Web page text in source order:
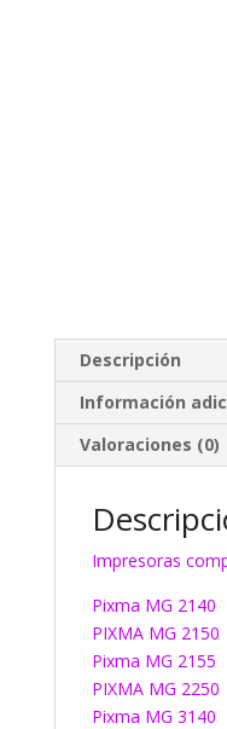
Descripción
Información
Valoraciones (0)
Impresoras
Pixma MG 2140
PIXMA MG 2150
Pixma MG 2155
PIXMA MG 2250
Pixma MG 3140